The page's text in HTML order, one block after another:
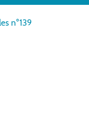
n°139